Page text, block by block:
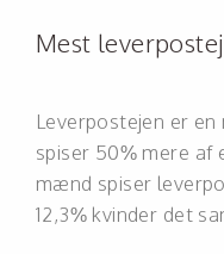
Mest
Leverpostejen er
spiser 50% mere af
mænd spiser
12,3% kvinder det